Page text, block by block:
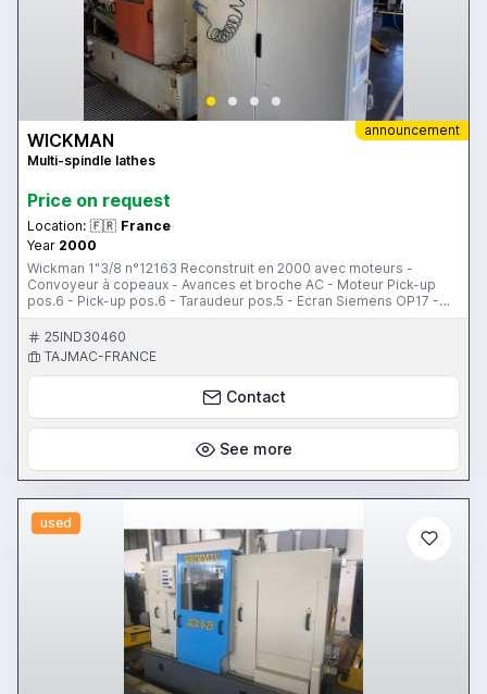
announcement
WICKMAN
Multi-spindle lathes
Price on request
Location: 🇫🇷 France
Year 2000
Wickman 1"3/8 n°12163 Reconstruit en 2000 avec moteurs -
Convoyeur à copeaux - Avances et broche AC - Moteur Pick-up
pos.6 - Pick-up pos.6 - Taraudeur pos.5 - Ecran Siemens OP17 -
Détecteur de longueur - 1 goulotte récupérateur de pièces - 4
porte-outils transversaux Goltenboldt carré de 20 - 1 porte-outil
de coupe - 2 lunettes indépendantes pos.4 et 5 - 3 lunettes bloc
central - 5 porte-forets avec arrosage au centre - 1 raseur pos.4 -
Embarreur SIR IEMCA 32/33F N°0200224M04 - Tapis convoyeur de
pièces - Jeu de pinces - Jeu de porte-outils - 3 jeux de canaux
embarreur Machine en production et disponible à la ventre à partir
du 1er janvier 2022.
25IND30460
TAJMAC-FRANCE
Contact
See more
used